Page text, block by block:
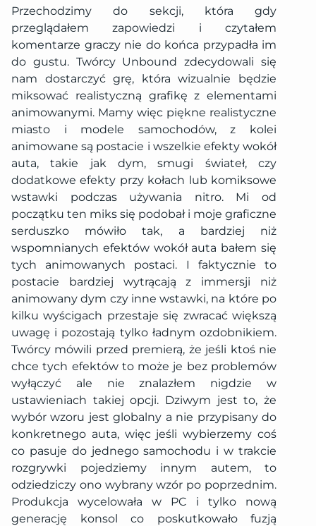
Przechodzimy do sekcji, która gdy
przeglądałem zapowiedzi i czytałem
komentarze graczy nie do końca przypadła im
do gustu. Twórcy Unbound zdecydowali się
nam dostarczyć grę, która wizualnie będzie
miksować realistyczną grafikę z elementami
animowanymi. Mamy więc piękne realistyczne
miasto i modele samochodów, z kolei
animowane są postacie i wszelkie efekty wokół
auta, takie jak dym, smugi świateł, czy
dodatkowe efekty przy kołach lub komiksowe
wstawki podczas używania nitro. Mi od
początku ten miks się podobał i moje graficzne
serduszko mówiło tak, a bardziej niż
wspomnianych efektów wokół auta bałem się
tych animowanych postaci. I faktycznie to
postacie bardziej wytrącają z immersji niż
animowany dym czy inne wstawki, na które po
kilku wyścigach przestaje się zwracać większą
uwagę i pozostają tylko ładnym ozdobnikiem.
Twórcy mówili przed premierą, że jeśli ktoś nie
chce tych efektów to może je bez problemów
wyłączyć ale nie znalazłem nigdzie w
ustawieniach takiej opcji. Dziwym jest to, że
wybór wzoru jest globalny a nie przypisany do
konkretnego auta, więc jeśli wybierzemy coś
co pasuje do jednego samochodu i w trakcie
rozgrywki pojedziemy innym autem, to
odziedziczy ono wybrany wzór po poprzednim.
Produkcja wycelowała w PC i tylko nową
generację konsol co poskutkowało fuzją